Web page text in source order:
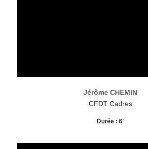
Jérôme CHEMIN
CFDT Cadres
Durée : 6′